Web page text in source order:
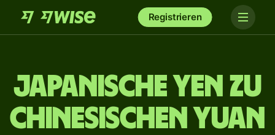
Registrieren
Japanische Yen zu
chinesischen Yuan